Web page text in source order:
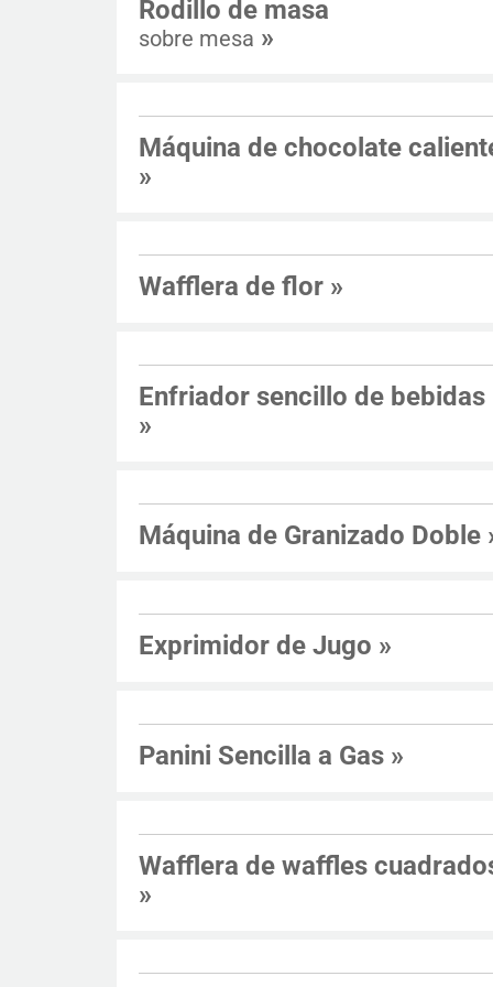
Rodillo de masa
sobre mesa »
Máquina de chocolate
»
Wafflera de flor »
Enfriador sencillo de bebidas
»
Máquina de Granizado Doble
Exprimidor de Jugo »
Panini Sencilla a Gas »
Wafflera de waffles
»